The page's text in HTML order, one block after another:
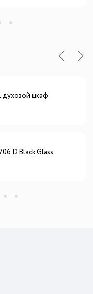
духовой шкаф
D Black Glass